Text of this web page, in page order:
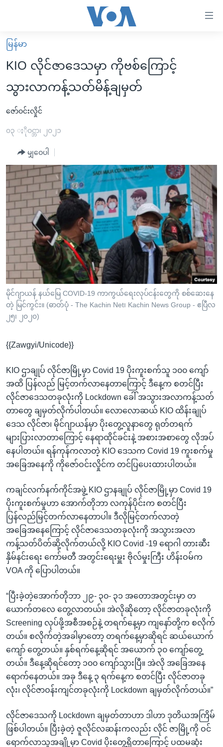
လွယ်ကူ
စေ
Link
များ
ပင်မ
ကျော်
ကြည့်
ပင်မ
အ
ညွန်း
စာမျက်နှာ
သို့
ကျော်
ကြည့်
ရန်
ရှာဖွေ
နေရာ
ကျော်
ရန်
မူလစာမျက်နှာ
မြန်မာ
ကမ္ဘာ့သတင်းများ
နိုင်ငံတကာ
အစ္စရေး-ပါလက်စတိုင်း
ဗွီဒီယို
အင်္ဂလိပ်စာလေ့လာမယ်
အမေရိကန်သုံးအီဒီယံ
မကြေးမုံရဲ့ အင်္ဂလိပ်စာ
ရုပ်ရှင်ထဲက အင်္ဂလိပ်စာ
သုတပဒေသာ အင်္ဂလိပ်စာ
အပတ်စဉ်ကဏ္ဍများ
ရေဒီယို
တီဗွီ
ရေဒီယိုနှင့်ရုပ်သံ အချက်အလက်များ
ရေဒီယို/တီဗွီအစီအစဉ်
Learning English
ဗွီအိုအေ လူမှုကွန်ယက်များ
ဘာသာစကားများ
မြန်မာ
KIO လိုင်ဇာဒေသမှာ ကိုဗစ်ကြောင့်
သွားလာကန့်သတ်မိန့်ချမှတ်
ဇော်ဝင်းလှိုင်
၀၃ ႏိုဝင္ဘာ၊ ၂၀၂၁
မျှဝေပါ
မိုင်ဂျာယန် နယ်မြေ COVID-19 ကာကွယ်ရေးလုပ်ငန်းတွေကို စစ်ဆေးနေ
တဲ့ မြင်ကွင်း။ (ဓာတ်ပုံ - The Kachin Net၊ Kachin News Group - ဧပြီလ
၂၅၊ ၂၀၂၀)
{{Zawgyi/Unicode}}
KIO ဌာချုပ် လိုင်ဇာမြို့မှာ Covid 19 ပိုးကူးစက်သူ ၁၀၀ ကျော်
အထိ ပြန်လည် မြင့်တက်လာနေတာကြောင့် ဒီနေ့က စတင်ပြီး
လိုင်ဇာဒေသတခုလုံးကို Lockdown ခေါ် အသွားအလာကန့်သတ်
တာတွေ ချမှတ်လိုက်ပါတယ်။ လောလောဆယ် KIO ထိန်းချုပ်
ဒေသ လိုင်ဇာ၊ မိုင်ဂျာယန်မှာ ပိုးတွေ့လူနာတွေ ရုတ်တရက်
များပြားလာတာကြောင့် နေရာထိုင်ခင်းနဲ့ အစားအစာတွေ လိုအပ်
နေပါတယ်။ ရန်ကုန်ကလာတဲ့ KIO ဒေသက Covid 19 ကူးစက်မှု
အခြေအနေကို ကိုဇော်ဝင်းလှိုင်က တင်ပြပေးထားပါတယ်။
ကချင်လက်နက်ကိုင်အဖွဲ့ KIO ဌာနချုပ် လိုင်ဇာမြို့မှာ Covid 19
ပိုးကူးစက်မှုဟာ အောက်တိုဘာ လကုန်ပိုင်းက စတင်ပြီး
ပြန်လည်မြင့်တက်လာနေတာပါ။ ဒီလိုမြင့်တက်လာတဲ့
အခြေအနေကြောင့် လိုင်ဇာဒေသတခုလုံးကို အသွားအလာ
ကန့်သတ်ပိတ်ဆို့လိုက်တယ်လို့ KIO Covid -19 ရောဂါ တားဆီး
နှိမ်နင်းရေး ကော်မတီ အတွင်းရေးမှူး ဗိုလ်မှုးကြီး ဟိန်းဝမ်က
VOA ကို ပြောပါတယ်။
“ပြီးခဲ့တဲ့အောက်တိုဘာ ၂၉- ၃၀- ၃၁ အတောအတွင်းမှာ တ
ယောက်တလေ တွေ့လာတယ်။ အဲလိုဆိုတော့ လိုင်ဇာတခုလုံးကို
Screening လုပ်ဖို့အစီအစဉ်နဲ့ တရက်နေ့မှာ ကျနော်တို့က စလိုက်
တယ်။ စလိုက်တဲ့အခါမှာတော့ တရက်နေ့မှာဆိုရင် ဆယ်ယောက်
ကျော် တွေ့တယ်။ နှစ်ရက်နေ့ဆိုရင် အယောက် ၃၀ ကျော်တွေ့
တယ်။ ဒီနေ့ဆိုရင်တော့ ၁၀၀ ကျော်သွားပြီ။ အဲလို အခြေအနေ
ရောက်နေတယ်။ အခု ဒီနေ့ ၃ ရက်နေ့က စတင်ပြီး လိုင်ဇာတခု
လုံး၊ လိုင်ဇာဝန်းကျင်တခုလုံးကို Lockdown ချမှတ်လိုက်တယ်။”
လိုင်ဇာဒေသကို Lockdown ချမှတ်တာဟာ ဒါဟာ ဒုတိယအကြိမ်
ဖြစ်ပါတယ်။ ပြီးခဲ့တဲ့ ဇူလိုင်လဆန်းကလည်း လိုင် ဇာမြို့ကို ဝင်
ရောက်လာသူအချို့မှာ Covid ပိုးတွေ့ရှိတာကြောင့် ပထမဆုံး